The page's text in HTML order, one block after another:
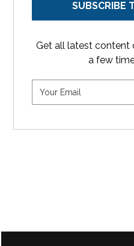
SUBSCRIBE
Get all latest content
a few